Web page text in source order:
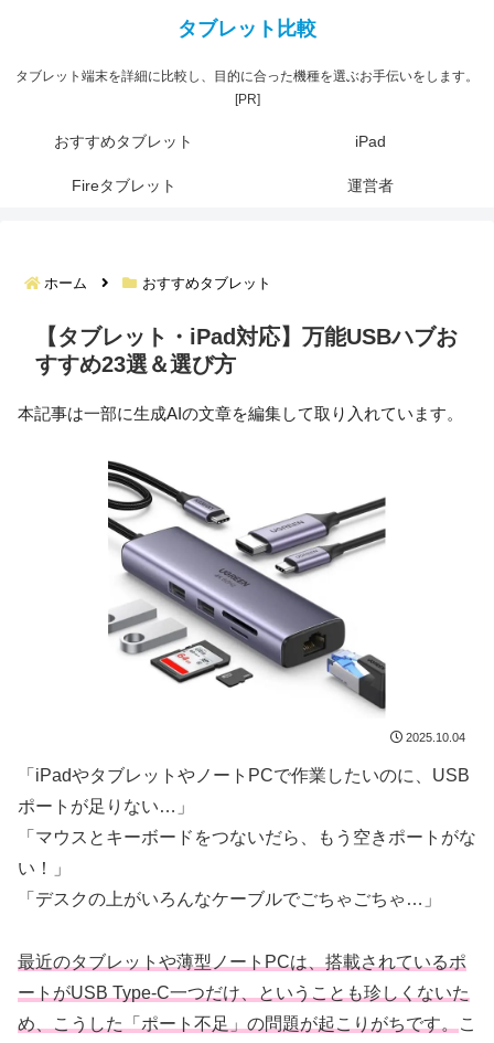
タブレット端末を詳細に比較し、目的に合った機種を選ぶお手伝いをします。
[PR]
おすすめタブレット iPad
Fireタブレット 運営者
ホーム おすすめタブレット
【タブレット・iPad対応】万能USBハブお
すすめ23選＆選び方
本記事は一部に生成AIの文章を編集して取り入れています。
2025.10.04
「iPadやタブレットやノートPCで作業したいのに、USB
ポートが足りない…」
「マウスとキーボードをつないだら、もう空きポートがな
い！」
「デスクの上がいろんなケーブルでごちゃごちゃ…」
最近のタブレットや薄型ノートPCは、搭載されているポ
ートがUSB Type-C一つだけ、ということも珍しくないた
め、こうした「ポート不足」の問題が起こりがちです。
こ